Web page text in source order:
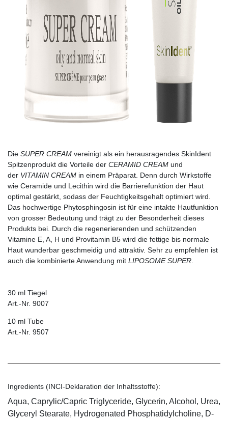
Die SUPER CREAM vereinigt als ein herausragendes SkinIdent
Spitzenprodukt die Vorteile der CERAMID CREAM und
der VITAMIN CREAM in einem Präparat. Denn durch Wirkstoffe
wie Ceramide und Lecithin wird die Barrierefunktion der Haut
optimal gestärkt, sodass der Feuchtigkeitsgehalt optimiert wird.
Das hochwertige Phytosphingosin ist für eine intakte Hautfunktion
von grosser Bedeutung und trägt zu der Besonderheit dieses
Produkts bei. Durch die regenerierenden und schützenden
Vitamine E, A, H und Provitamin B5 wird die fettige bis normale
Haut wunderbar geschmeidig und attraktiv. Sehr zu empfehlen ist
auch die kombinierte Anwendung mit LIPOSOME SUPER
30 ml Tiegel
Art.-Nr. 9007
10 ml Tube
Art.-Nr. 9507
Ingredients (INCI-Deklaration der Inhaltsstoffe):
Aqua, Caprylic/Capric Triglyceride, Glycerin, Alcohol, Urea,
Glyceryl Stearate, Hydrogenated Phosphatidylcholine, D-